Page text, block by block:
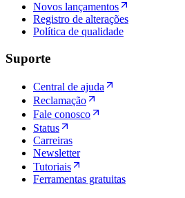
Novos lançamentos
Registro de alterações
Política de qualidade
Suporte
Central de ajuda
Reclamação
Fale conosco
Status
Carreiras
Newsletter
Tutoriais
Ferramentas gratuitas